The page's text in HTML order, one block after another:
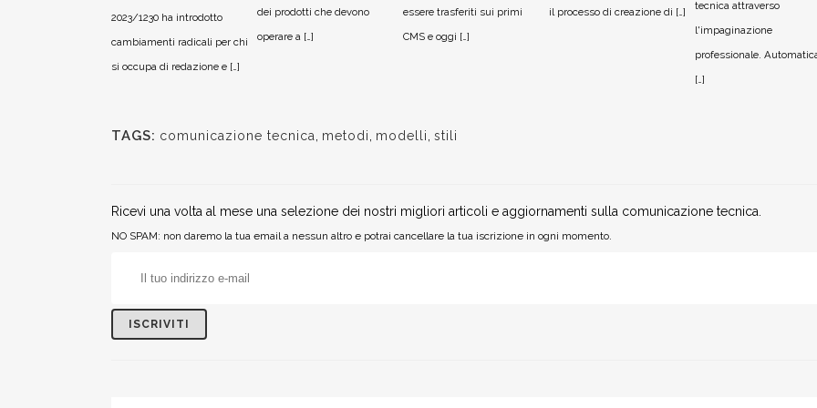
2023/1230 ha introdotto
cambiamenti radicali per chi
si occupa di redazione e […]
dei prodotti che devono
operare a […]
essere trasferiti sui primi
CMS e oggi […]
il processo di creazione di […]
tecnica attraverso
l'impaginazione
professionale.
[…]
TAGS: comunicazione tecnica metodi modelli stili
Ricevi una volta al mese una selezione dei nostri migliori articoli e aggiornamenti sulla comunicazione tecnica.
NO SPAM: non daremo la tua email a nessun altro e potrai cancellare la tua iscrizione in ogni momento.